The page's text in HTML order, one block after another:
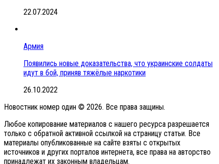
22.07.2024
Армия
Появились новые доказательства, что украинские солдаты
идут в бой, приняв тяжёлые наркотики
26.10.2022
Новостник номер один © 2026. Все права защины.
Любое копирование материалов с нашего ресурса разрешается
только с обратной активной ссылкой на страницу статьи. Все
материалы опубликованные на сайте взяты с открытых
источников и других порталов интернета, все права на авторство
принадлежат их законным владельцам.